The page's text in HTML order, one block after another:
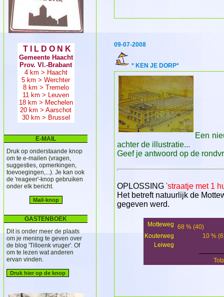
T I L D O N K
Gemeente Haacht
Prov. Vl.-Brabant
4 km > Haacht
5 km > Werchter
8 km > Tremelo
11 km > Leuven
18 km > Mechelen
20 km > Aarschot
30 km > Brussel
E-MAIL
Druk op onderstaande knop
om te e-mailen (vragen,
suggesties, opmerkingen,
toevoegingen,...). Je kan ook
de 'reageer'-knop gebruiken
onder elk bericht.
GASTENBOEK
Dit is onder meer de plaats
om je mening te geven over
de blog 'Tilloenk vruger'. Of
om te lezen wat anderen
ervan vinden.
09-07-2008
* KEN JE DORP*
Een
achter de illustratie...
Geef je antwoord op de
OPLOSSING 'straatje met 1
Het betreft natuurlijk de
gegeven werd.
Motteweg 68 % (40)
Kouterweg
10 %
Leiweg